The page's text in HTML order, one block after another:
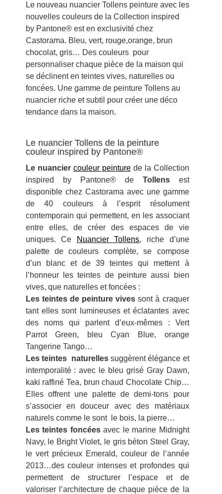
Le nouveau nuancier Tollens peinture avec les
nouvelles couleurs de la Collection inspired
by Pantone® est en exclusivité chez
Castorama. Bleu, vert, rouge,orange, brun
chocolat, gris… Des couleurs pour
personnaliser chaque pièce de la maison qui
se déclinent en teintes vives, naturelles ou
foncées. Une gamme de peinture Tollens au
nuancier riche et subtil pour créer une déco
tendance dans la maison.
Le nuancier Tollens de la peinture
couleur inspired by Pantone®
Le nuancier couleur peinturede la Collection
inspired by Pantone® de Tollensest
disponible chez Castorama avec une gamme
de 40 couleurs à l’esprit résolument
contemporain qui permettent, en les associant
entre elles, de créer des espaces de vie
uniques. Ce
Nuancier Tollens, riche d’une
palette de couleurs complète, se compose
d’un blanc et de 39 teintes qui mettent à
l’honneur les teintes de peinture aussi bien
vives, que naturelles et foncées :
Les teintes de peinture vives sont à craquer
tant elles sont lumineuses et éclatantes avec
des noms qui parlent d’eux-mêmes : Vert
Parrot Green, bleu Cyan Blue, orange
Tangerine Tango…
Les teintes naturellessuggèrent élégance et
intemporalité : avec le bleu grisé Gray Dawn,
kaki raffiné Tea, brun chaud Chocolate Chip…
Elles offrent une palette de demi-tons pour
s’associer en douceur avec des matériaux
naturels comme le sont le bois, la pierre…
Les teintes foncées avec le marine Midnight
Navy, le Bright Violet, le gris béton Steel Gray,
le vert précieux Emerald, couleur de l’année
2013…des couleur intenses et profondes qui
permettent de structurer l’espace et de
valoriser l’architecture de chaque pièce de la